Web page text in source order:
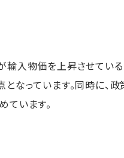
入物価を上昇させてい
なっています。同時に、政
ています。